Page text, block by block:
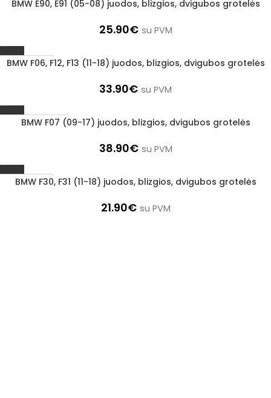
1–3 D. D.
BMW E90, E91 (05-08) juodos, blizgios, dvigubos grotelės
25.90€ su PVM
1–3 D. D.
BMW F06, F12, F13 (11-18) juodos, blizgios, dvigubos grotelės
33.90€ su PVM
UŽSAKOMA PREKĖ
BMW F07 (09-17) juodos, blizgios, dvigubos grotelės
38.90€ su PVM
1–3 D. D.
BMW F30, F31 (11-18) juodos, blizgios, dvigubos grotelės
21.90€ su PVM